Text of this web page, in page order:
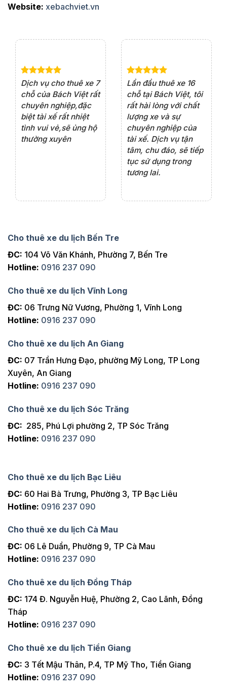
Website: xebachviet.vn
Dịch vụ cho thuê xe 7
chỗ của Bách Việt rất
chuyên nghiệp,đặc
biệt tài xế rất nhiệt
tình vui vẻ,sẽ ủng hộ
thường xuyên
Lần đầu thuê xe 16
chỗ tại Bách Việt, tôi
rất hài lòng với chất
lượng xe và sự
chuyên nghiệp của
tài xế. Dịch vụ tận
tâm, chu đáo, sẽ tiếp
tục sử dụng trong
tương lai.
Cho thuê xe du lịch Bến Tre
ĐC: 104 Võ Văn Khánh, Phường 7, Bến Tre
Hotline: 0916 237 090
Cho thuê xe du lịch Vĩnh Long
ĐC: 06 Trưng Nữ Vương, Phường 1, Vĩnh Long
Hotline: 0916 237 090
Cho thuê xe du lịch An Giang
ĐC: 07 Trần Hưng Đạo, phường Mỹ Long, TP Long
Xuyên, An Giang
Hotline: 0916 237 090
Cho thuê xe du lịch Sóc Trăng
ĐC: 285, Phú Lợi phường 2, TP Sóc Trăng
Hotline: 0916 237 090
Cho thuê xe du lịch Bạc Liêu
ĐC: 60 Hai Bà Trưng, Phường 3, TP Bạc Liêu
Hotline: 0916 237 090
Cho thuê xe du lịch Cà Mau
ĐC: 06 Lê Duẩn, Phường 9, TP Cà Mau
Hotline: 0916 237 090
Cho thuê xe du lịch Đồng Tháp
ĐC: 174 Đ. Nguyễn Huệ, Phường 2, Cao Lãnh, Đồng
Tháp
Hotline: 0916 237 090
Cho thuê xe du lịch Tiền Giang
ĐC: 3 Tết Mậu Thân, P.4, TP Mỹ Tho, Tiền Giang
Hotline: 0916 237 090